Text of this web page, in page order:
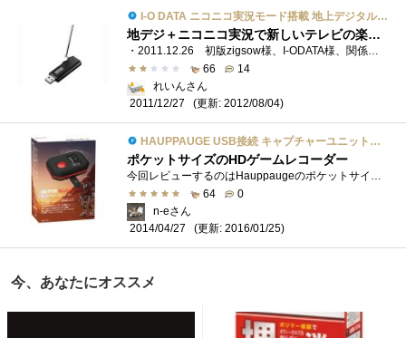
I-O DATA ニコニコ実況モード搭載 地上デジタル放送対応TVキャプチャー GV-TV100
地デジ＋ニコニコ実況で新しいテレビの楽しみ方、ただし高性能パソコンに限ります
・2011.12.26 初版zigsow様、I-ODATA様、関係者の皆様、zigsowでいつもココロ熱くなるフォローしてくれるおものだちのみなさま、コメント投稿してくだ...
66
14
れいんさん
2011/12/27
(更新: 2012/08/04)
HAUPPAUGE USB接続 キャプチャーユニットHD PVR Rocket
ポケットサイズのHDゲームレコーダー
今回レビューするのはHauppaugeのポケットサイズのハイビジョンキャプチャーユニット「HDPVRRocket」です。 この製品は単体でHDMIとコンポーネント入...
64
0
n-eさん
2014/04/27
(更新: 2016/01/25)
今、あなたにオススメ